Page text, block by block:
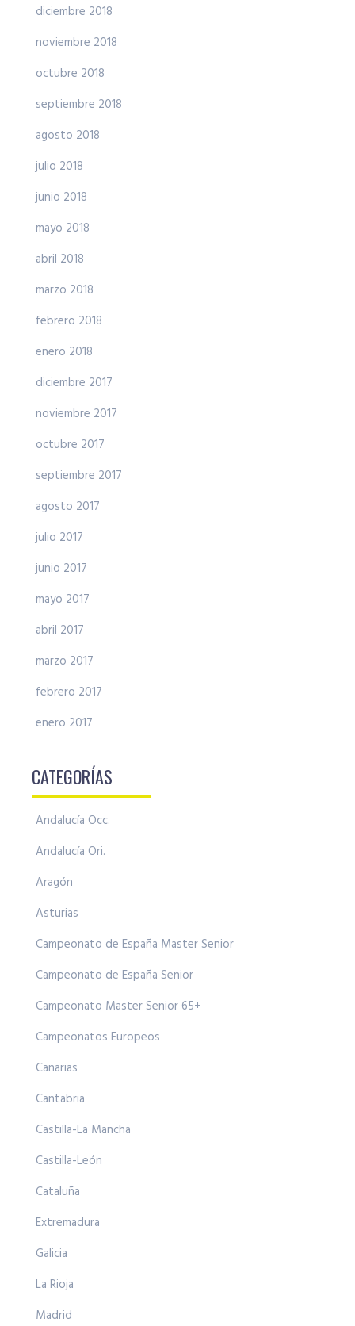
diciembre 2018
noviembre 2018
octubre 2018
septiembre 2018
agosto 2018
julio 2018
junio 2018
mayo 2018
abril 2018
marzo 2018
febrero 2018
enero 2018
diciembre 2017
noviembre 2017
octubre 2017
septiembre 2017
agosto 2017
julio 2017
junio 2017
mayo 2017
abril 2017
marzo 2017
febrero 2017
enero 2017
CATEGORÍAS
Andalucía Occ.
Andalucía Ori.
Aragón
Asturias
Campeonato de España Master Senior
Campeonato de España Senior
Campeonato Master Senior 65+
Campeonatos Europeos
Canarias
Cantabria
Castilla-La Mancha
Castilla-León
Cataluña
Extremadura
Galicia
La Rioja
Madrid